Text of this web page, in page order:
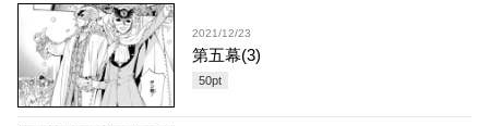
2021/12/23
第五幕(3)
50pt